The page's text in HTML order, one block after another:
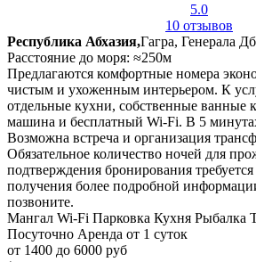
5.0
10 отзывов
Республика Абхазия,Гагра, Генерала
Расстояние до моря: ≈250м
Предлагаются комфортные номера
чистым и ухоженным интерьером. К
отдельные кухни, собственные ванные
машина и бесплатный Wi-Fi. В 5
Возможна встреча и организация
Обязательное количество ночей для
подтверждения бронирования
получения более подробной
позвоните.
Мангал Wi-Fi Парковка Кухня Рыбалка
Посуточно Аренда от 1 суток
от 1400 до 6000 руб